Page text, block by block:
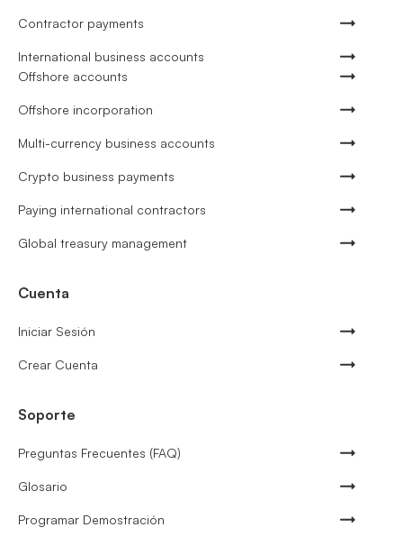
Contractor payments
International business accounts
Offshore accounts
Offshore incorporation
Multi-currency business accounts
Crypto business payments
Paying international contractors
Global treasury management
Cuenta
Iniciar Sesión
Crear Cuenta
Soporte
Preguntas Frecuentes (FAQ)
Glosario
Programar Demostración